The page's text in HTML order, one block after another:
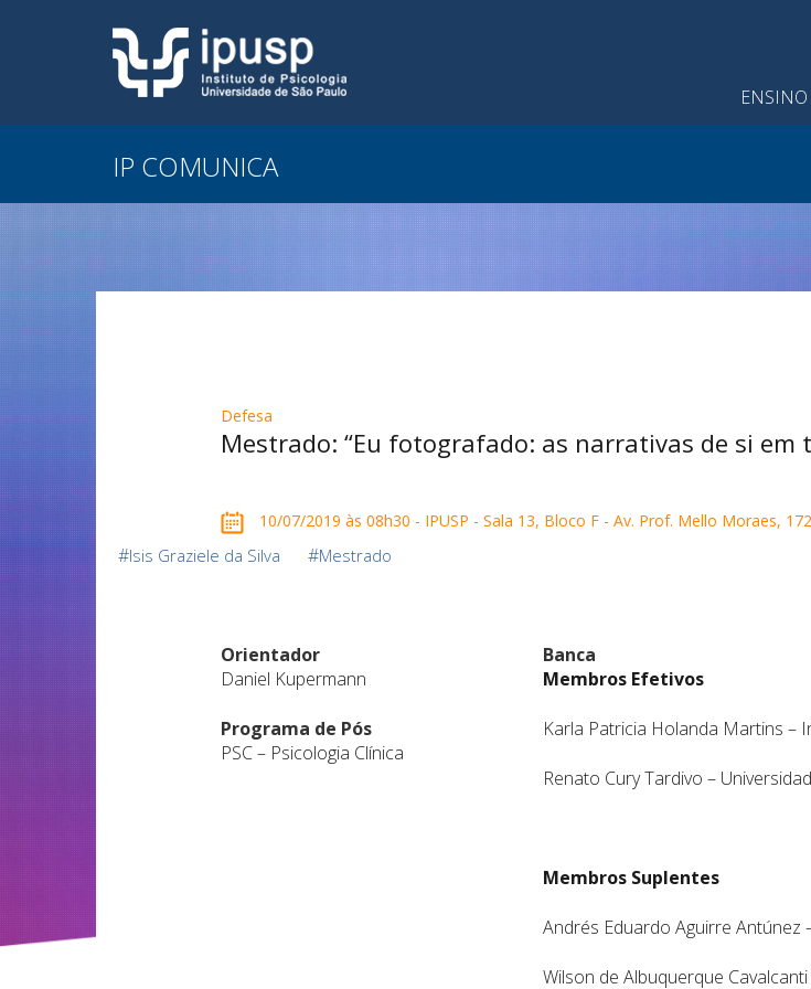
ENSINO
IP COMUNICA
Defesa
Mestrado: “Eu fotografado: as narrativas de si em
10/07/2019 às 08h30 - IPUSP - Sala 13, Bloco F - Av. Prof. Mello Moraes,
#Isis Graziele da Silva #Mestrado
Orientador
Daniel Kupermann
Programa de Pós
PSC – Psicologia Clínica
Banca
Membros Efetivos
Karla Patricia Holanda Martins –
Renato Cury Tardivo –
Membros Suplentes
Andrés Eduardo Aguirre Antúnez
Wilson de Albuquerque